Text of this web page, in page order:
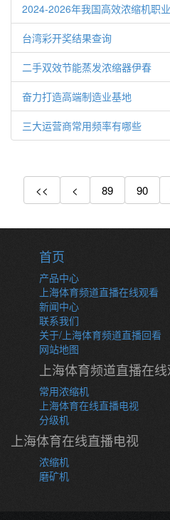
2024-2026年我国高效浓缩机职
台湾彩开奖结果查询
二手双效节能蒸发浓缩器伊春
奋力打造高端制造业基地
三大运营商常用频率有哪些
<< < 89 90
首页
产品中心
上海体育频道直播在线观看
新闻中心
联系我们
关于/上海体育频道直播回看
网站地图
上海体育频道直播在
常用浓缩机
上海体育在线直播电视
分级机
上海体育在线直播电视
浓缩机
磨矿机